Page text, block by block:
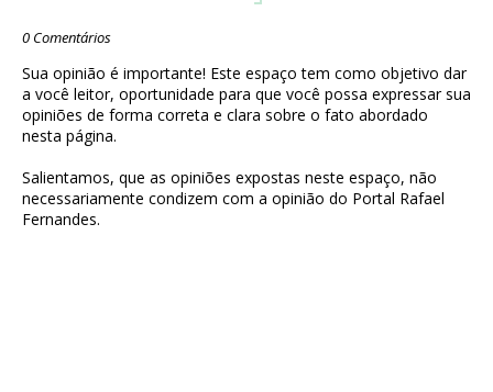
0 Comentários
Sua opinião é importante! Este espaço tem como objetivo dar
a você leitor, oportunidade para que você possa expressar sua
opiniões de forma correta e clara sobre o fato abordado
nesta página.
Salientamos, que as opiniões expostas neste espaço, não
necessariamente condizem com a opinião do Portal Rafael
Fernandes.